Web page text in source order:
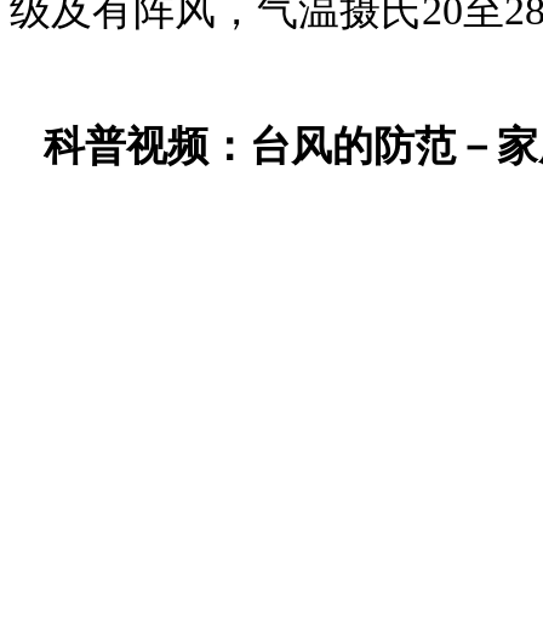
级及有阵风，气温摄氏20至
科普视频：台风的防范－